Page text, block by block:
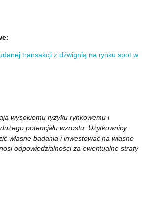
transakcji z dźwignią na rynku spot w
wysokiemu ryzyku rynkowemu i
potencjału wzrostu. Użytkownicy
własne badania i inwestować na własne
odpowiedzialności za ewentualne straty